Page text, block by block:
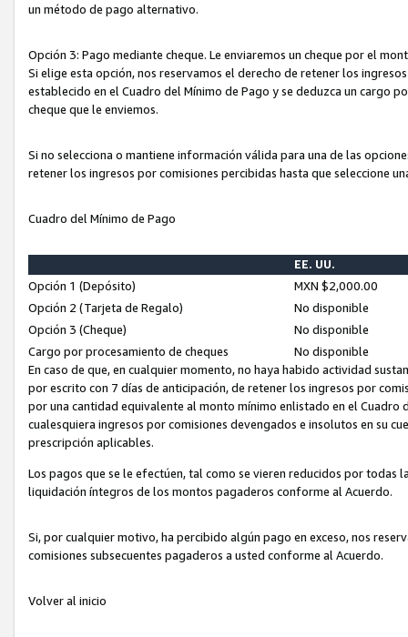
un método de pago alternativo.
Opción 3: Pago mediante cheque. Le enviaremos un cheque por el
Si elige esta opción, nos reservamos el derecho de retener los
establecido en el Cuadro del Mínimo de Pago y se deduzca un cargo
cheque que le enviemos.
Si no selecciona o mantiene información válida para una de las
retener los ingresos por comisiones percibidas hasta que seleccione
Cuadro del Mínimo de Pago
EE. UU.
Opción 1 (Depósito)
MXN $2,000.00
Opción 2 (Tarjeta de Regalo)
No disponible
Opción 3 (Cheque)
No disponible
Cargo por procesamiento de cheques
No disponible
En caso de que, en cualquier momento, no haya habido actividad
por escrito con 7 días de anticipación, de retener los ingresos por
por una cantidad equivalente al monto mínimo enlistado en el
cualesquiera ingresos por comisiones devengados e insolutos en su
prescripción aplicables.
Los pagos que se le efectúen, tal como se vieren reducidos por todas
liquidación íntegros de los montos pagaderos conforme al Acuerdo.
Si, por cualquier motivo, ha percibido algún pago en exceso, nos
comisiones subsecuentes pagaderos a usted conforme al Acuerdo.
Volver al inicio